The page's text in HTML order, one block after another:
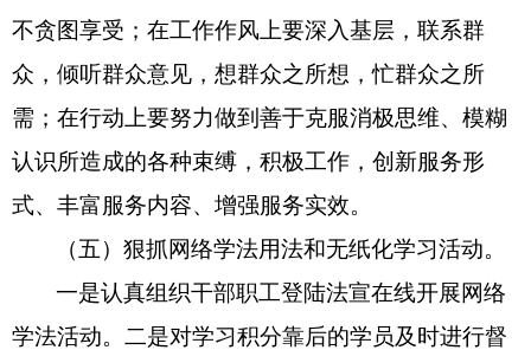
不贪图享受；在工作作风上要深入基层，联系群
众，倾听群众意见，想群众之所想，忙群众之所
需；在行动上要努力做到善于克服消极思维、模糊
认识所造成的各种束缚，积极工作，创新服务形
式、丰富服务内容、增强服务实效。
（五）狠抓网络学法用法和无纸化学习活动。
一是认真组织干部职工登陆法宣在线开展网络
学法活动。 二是对学习积分靠后的学员及时进行督